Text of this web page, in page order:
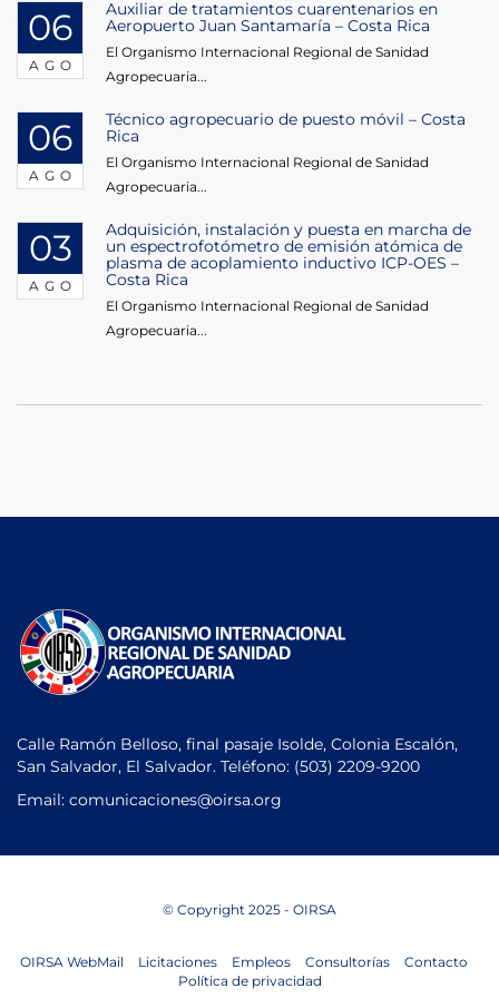
06
AGO
Auxiliar de tratamientos cuarentenarios en
Aeropuerto Juan Santamaría – Costa Rica
El Organismo Internacional Regional de Sanidad
Agropecuaria...
06
AGO
Técnico agropecuario de puesto móvil – Costa
Rica
El Organismo Internacional Regional de Sanidad
Agropecuaria...
03
AGO
Adquisición, instalación y puesta en marcha de
un espectrofotómetro de emisión atómica de
plasma de acoplamiento inductivo ICP-OES –
Costa Rica
El Organismo Internacional Regional de Sanidad
Agropecuaria...
Calle Ramón Belloso, final pasaje Isolde, Colonia Escalón,
San Salvador, El Salvador. Teléfono: (503) 2209-9200
Email: comunicaciones@oirsa.org
© Copyright 2025 - OIRSA
OIRSA WebMail Licitaciones Empleos Consultorías
Contacto
Política de privacidad